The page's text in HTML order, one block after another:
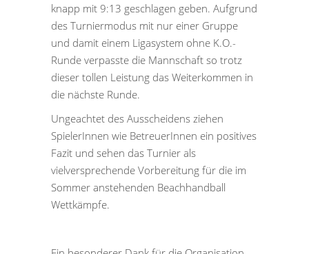
knapp mit 9:13 geschlagen geben. Aufgrund
des Turniermodus mit nur einer Gruppe
und damit einem Ligasystem ohne K.O.-
Runde verpasste die Mannschaft so trotz
dieser tollen Leistung das Weiterkommen in
die nächste Runde.
Ungeachtet des Ausscheidens ziehen
SpielerInnen wie BetreuerInnen ein positives
Fazit und sehen das Turnier als
vielversprechende Vorbereitung für die im
Sommer anstehenden Beachhandball
Wettkämpfe.